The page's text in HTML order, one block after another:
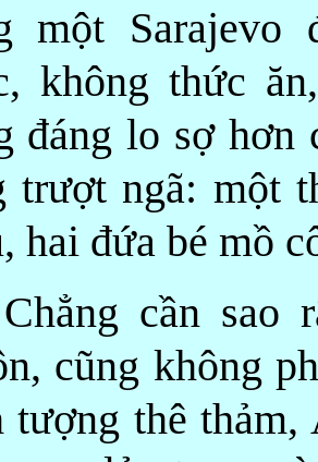
một Sarajevo
không thức
đáng lo sợ hơn
trượt ngã: một
hai đứa bé mồ
cần sao
cũng không
tượng thê